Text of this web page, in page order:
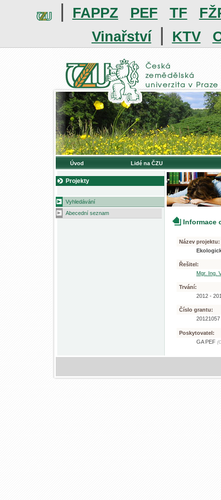
| FAPPZ PEF TF
Vinařství | KTV
Úvod Lidé na ČZU
Projekty
Vyhledávání
Abecední seznam
Informace
Název projektu:
Řešitel:
Mgr. Ing.
Trvání:
2012 -
Číslo grantu:
20121057
Poskytovatel:
GA PEF